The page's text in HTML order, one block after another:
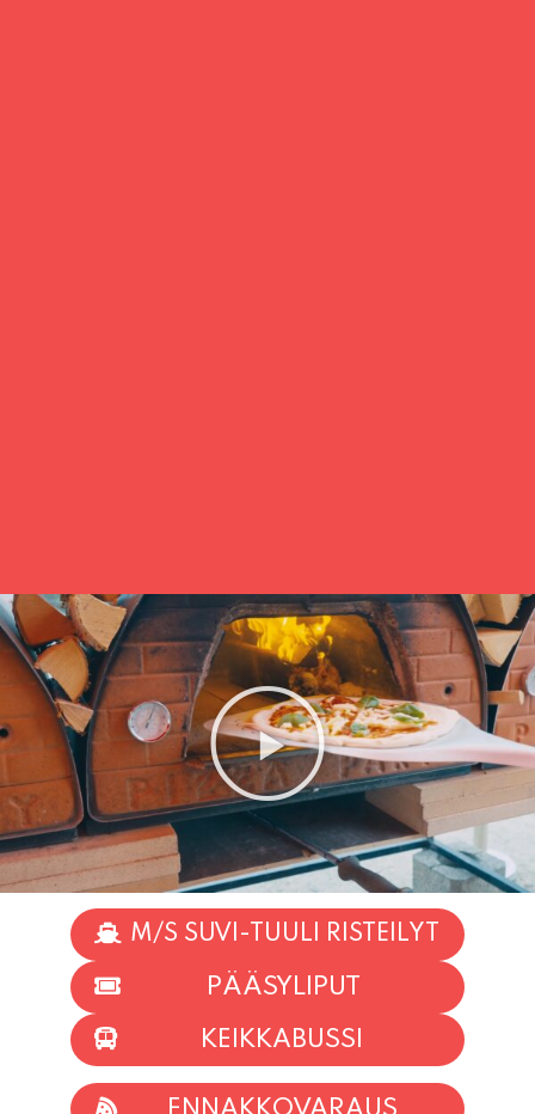
M/S SUVI-TUULI RISTEILYT
PÄÄSYLIPUT
KEIKKABUSSI
TAPAHTUMAT